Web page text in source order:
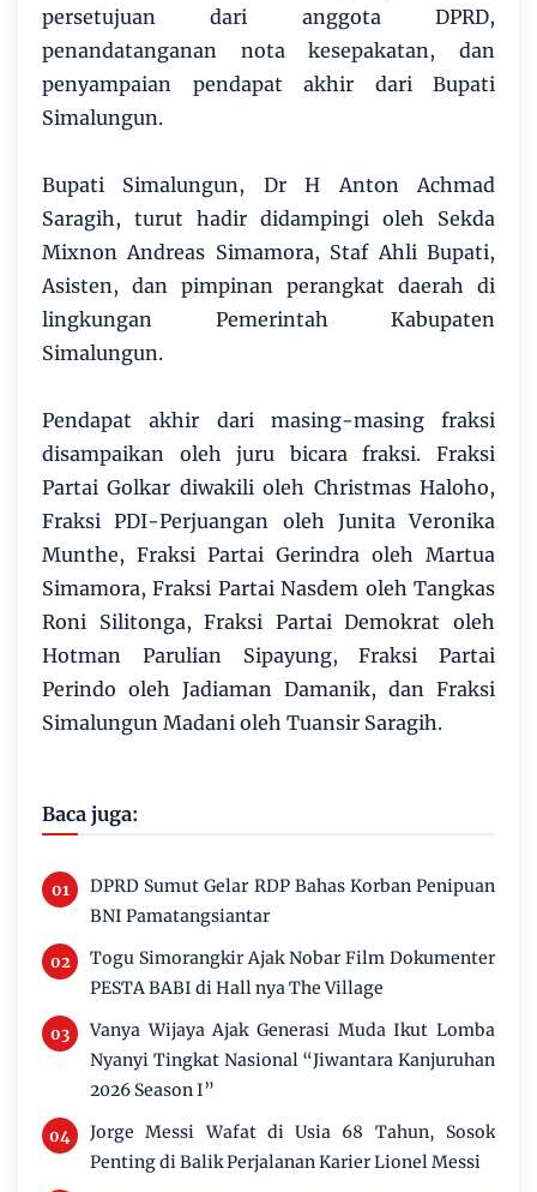
persetujuan dari anggota DPRD,
penandatanganan nota kesepakatan, dan
penyampaian pendapat akhir dari Bupati
Simalungun.
Bupati Simalungun, Dr H Anton Achmad
Saragih, turut hadir didampingi oleh Sekda
Mixnon Andreas Simamora, Staf Ahli Bupati,
Asisten, dan pimpinan perangkat daerah di
lingkungan Pemerintah Kabupaten
Simalungun.
Pendapat akhir dari masing-masing fraksi
disampaikan oleh juru bicara fraksi. Fraksi
Partai Golkar diwakili oleh Christmas Haloho,
Fraksi PDI-Perjuangan oleh Junita Veronika
Munthe, Fraksi Partai Gerindra oleh Martua
Simamora, Fraksi Partai Nasdem oleh Tangkas
Roni Silitonga, Fraksi Partai Demokrat oleh
Hotman Parulian Sipayung, Fraksi Partai
Perindo oleh Jadiaman Damanik, dan Fraksi
Simalungun Madani oleh Tuansir Saragih.
Baca juga:
DPRD Sumut Gelar RDP Bahas Korban Penipuan
BNI Pamatangsiantar
Togu Simorangkir Ajak Nobar Film Dokumenter
PESTA BABI di Hall nya The Village
Vanya Wijaya Ajak Generasi Muda Ikut Lomba
Nyanyi Tingkat Nasional “Jiwantara Kanjuruhan
2026 Season I”
Jorge Messi Wafat di Usia 68 Tahun, Sosok
Penting di Balik Perjalanan Karier Lionel Messi